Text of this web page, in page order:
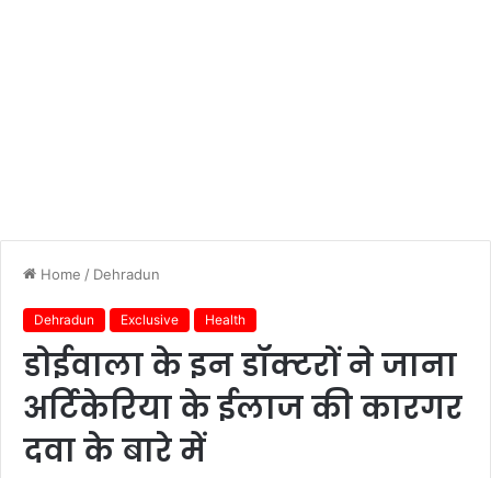
Home / Dehradun
Dehradun Exclusive Health
डोईवाला के इन डॉक्टरों ने जाना
अर्टिकेरिया के ईलाज की कारगर
दवा के बारे में